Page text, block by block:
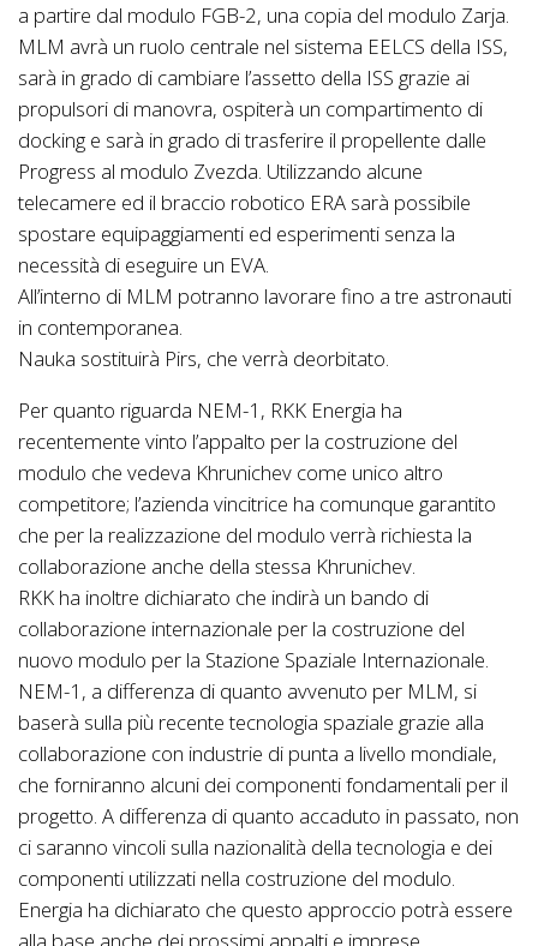
a partire dal modulo FGB-2, una copia del modulo Zarja.
MLM avrà un ruolo centrale nel sistema EELCS della ISS,
sarà in grado di cambiare l’assetto della ISS grazie ai
propulsori di manovra, ospiterà un compartimento di
docking e sarà in grado di trasferire il propellente dalle
Progress al modulo Zvezda. Utilizzando alcune
telecamere ed il braccio robotico ERA sarà possibile
spostare equipaggiamenti ed esperimenti senza la
necessità di eseguire un EVA.
All’interno di MLM potranno lavorare fino a tre astronauti
in contemporanea.
Nauka sostituirà Pirs, che verrà deorbitato.
Per quanto riguarda NEM-1, RKK Energia ha
recentemente vinto l’appalto per la costruzione del
modulo che vedeva Khrunichev come unico altro
competitore; l’azienda vincitrice ha comunque garantito
che per la realizzazione del modulo verrà richiesta la
collaborazione anche della stessa Khrunichev.
RKK ha inoltre dichiarato che indirà un bando di
collaborazione internazionale per la costruzione del
nuovo modulo per la Stazione Spaziale Internazionale.
NEM-1, a differenza di quanto avvenuto per MLM, si
baserà sulla più recente tecnologia spaziale grazie alla
collaborazione con industrie di punta a livello mondiale,
che forniranno alcuni dei componenti fondamentali per il
progetto. A differenza di quanto accaduto in passato, non
ci saranno vincoli sulla nazionalità della tecnologia e dei
componenti utilizzati nella costruzione del modulo.
Energia ha dichiarato che questo approccio potrà essere
alla base anche dei prossimi appalti e imprese